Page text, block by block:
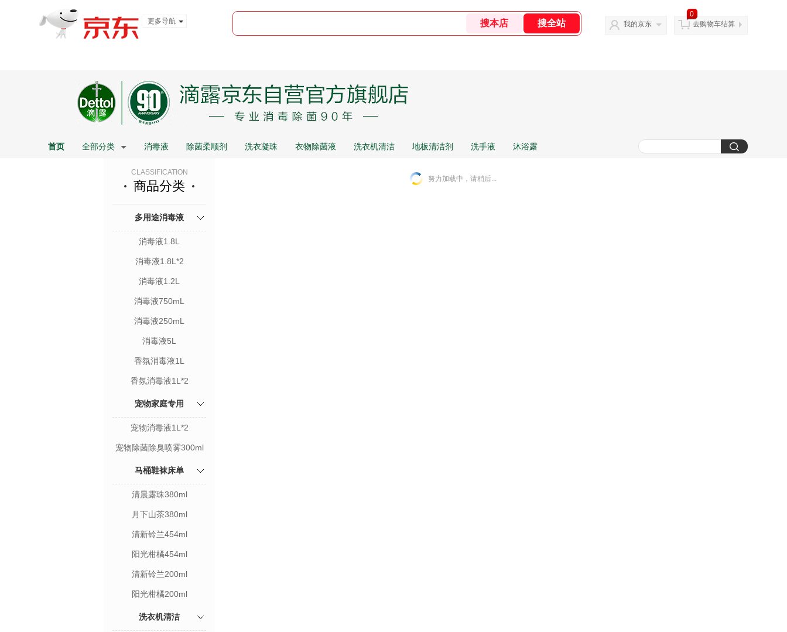
更多导航
我的京东
0
去购物车结算
首页 全部分类 消毒液 除菌柔顺剂 洗衣凝珠 衣物除菌液 洗衣机清洁 地板清洁剂 洗手液 沐浴露
CLASSIFICATION
商品分类
多用途消毒液
消毒液1.8L
消毒液1.8L*2
消毒液1.2L
消毒液750mL
消毒液250mL
消毒液5L
香氛消毒液1L
香氛消毒液1L*2
宠物家庭专用
宠物消毒液1L*2
宠物除菌除臭喷雾300ml
马桶鞋袜床单
清晨露珠380ml
月下山茶380ml
清新铃兰454ml
阳光柑橘454ml
清新铃兰200ml
阳光柑橘200ml
洗衣机清洁
努力加载中，请稍后...